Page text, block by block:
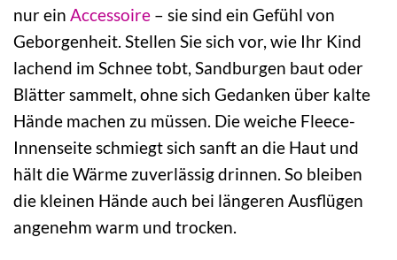
nur ein Accessoire – sie sind ein Gefühl von
Geborgenheit. Stellen Sie sich vor, wie Ihr Kind
lachend im Schnee tobt, Sandburgen baut oder
Blätter sammelt, ohne sich Gedanken über kalte
Hände machen zu müssen. Die weiche Fleece-
Innenseite schmiegt sich sanft an die Haut und
hält die Wärme zuverlässig drinnen. So bleiben
die kleinen Hände auch bei längeren Ausflügen
angenehm warm und trocken.